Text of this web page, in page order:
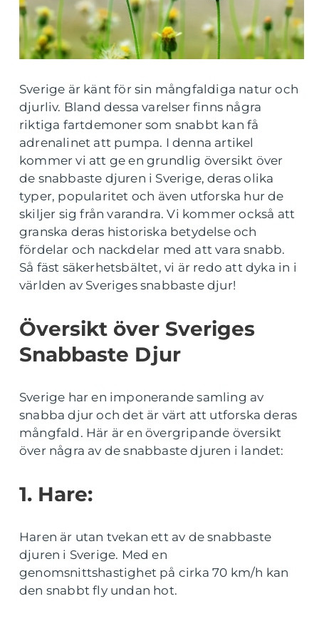
Sverige är känt för sin mångfaldiga natur och
djurliv. Bland dessa varelser finns några
riktiga fartdemoner som snabbt kan få
adrenalinet att pumpa. I denna artikel
kommer vi att ge en grundlig översikt över
de snabbaste djuren i Sverige, deras olika
typer, popularitet och även utforska hur de
skiljer sig från varandra. Vi kommer också att
granska deras historiska betydelse och
fördelar och nackdelar med att vara snabb.
Så fäst säkerhetsbältet, vi är redo att dyka in i
världen av Sveriges snabbaste djur!
Översikt över Sveriges
Snabbaste Djur
Sverige har en imponerande samling av
snabba djur och det är värt att utforska deras
mångfald. Här är en övergripande översikt
över några av de snabbaste djuren i landet:
1. Hare:
Haren är utan tvekan ett av de snabbaste
djuren i Sverige. Med en
genomsnittshastighet på cirka 70 km/h kan
den snabbt fly undan hot.